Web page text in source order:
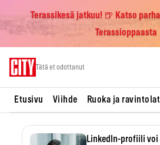
Terassikesä jatkuu! 🍺 Katso
Tätä et odottanut
Etusivu Viihde Ruoka ja ravintolat
LinkedIn-profiili voi